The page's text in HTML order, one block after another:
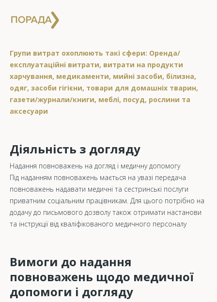
Групи витрат охоплюють такі сфери: Оренда/
експлуатаційні витрати, витрати на продукти
харчування, медикаменти, мийні засоби, білизна,
одяг, засоби гігієни, товари для домашніх тварин,
газети/журнали/книги, меблі, посуд, рослини та
аксесуари
Діяльність з догляду
Надання повноважень на догляд і медичну допомогу
Під наданням повноважень мається на увазі передача
повноважень надавати медичні та сестринські послуги
приватним соціальним працівникам. Для цього потрібно на
додачу до письмового дозволу також отримати настанови
та інструкції від кваліфікованого медичного персоналу
Вимоги до надання
повноважень щодо медичної
допомоги і догляду